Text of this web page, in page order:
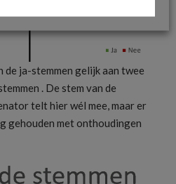
ja-stemmen gelijk aan twee
. De stem van de
telt hier wél mee, maar er
gehouden met onthoudingen